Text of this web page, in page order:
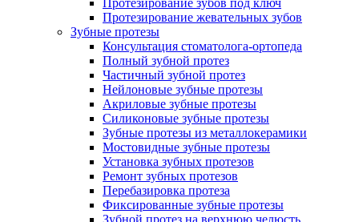
Протезирование зубов под ключ
Протезирование жевательных зубов
Зубные протезы
Консультация стоматолога-ортопеда
Полный зубной протез
Частичный зубной протез
Нейлоновые зубные протезы
Акриловые зубные протезы
Силиконовые зубные протезы
Зубные протезы из металлокерамики
Мостовидные зубные протезы
Установка зубных протезов
Ремонт зубных протезов
Перебазировка протеза
Фиксированные зубные протезы
Зубной протез на верхнюю челюсть